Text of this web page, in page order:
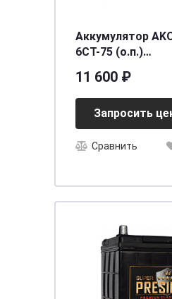
Аккумулятор
6CT-75 (о.п.)
11 600 ₽
Запросить
Сравнить